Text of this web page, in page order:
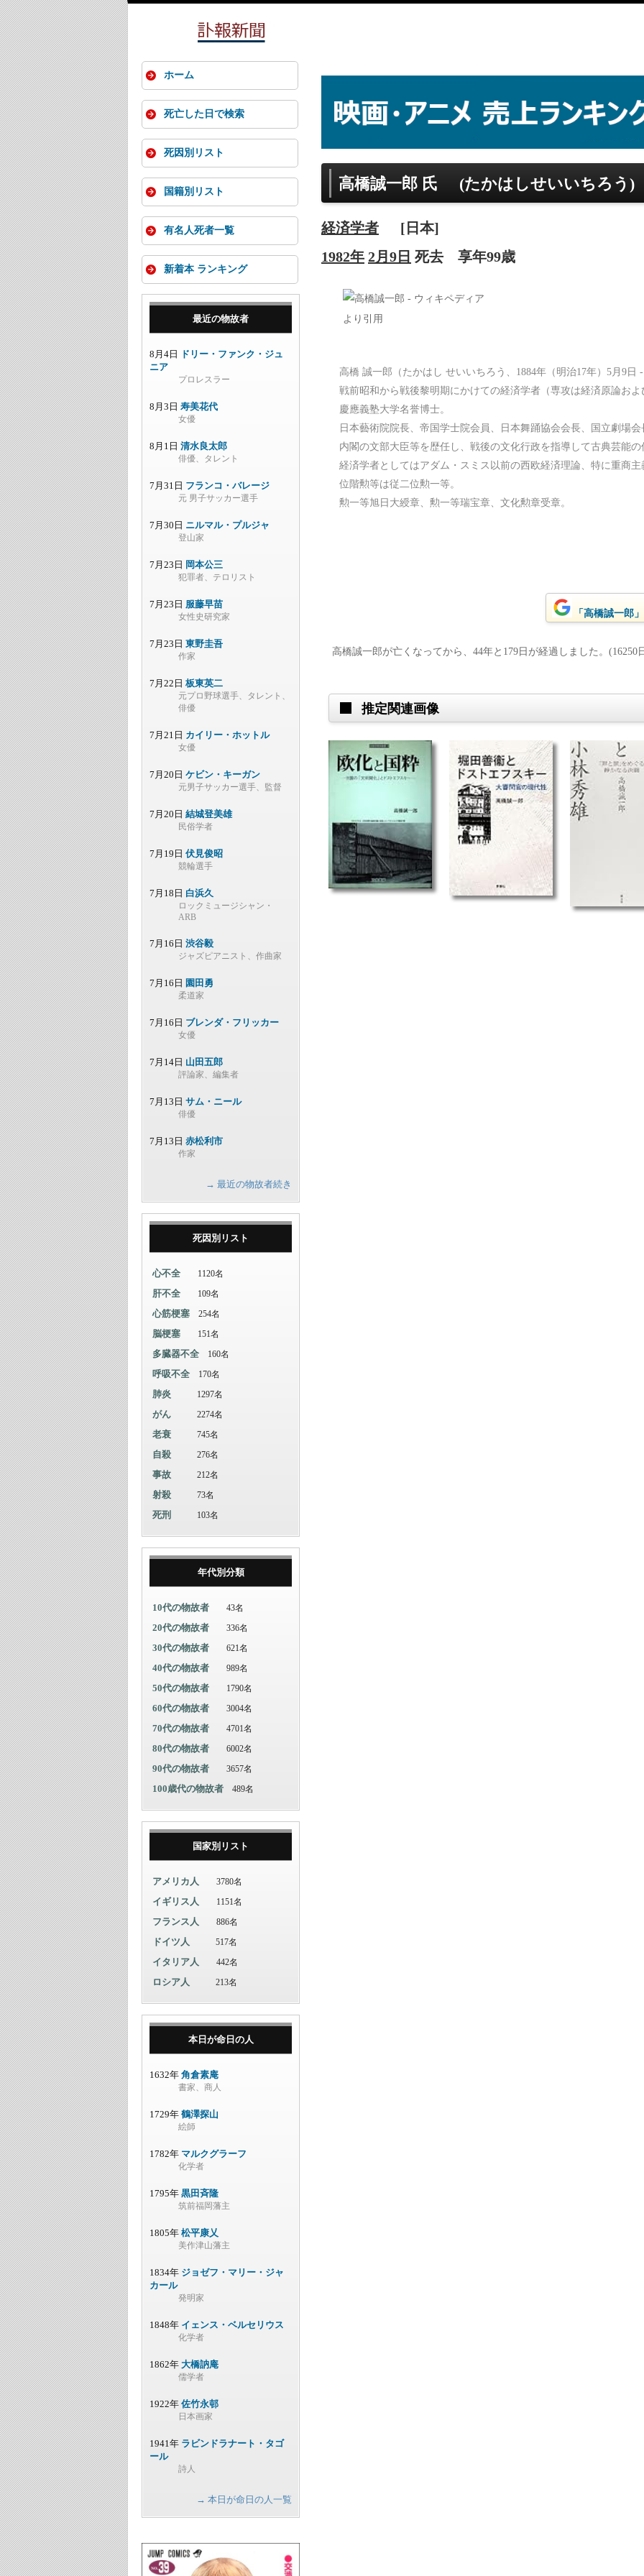
高橋誠一郎 氏 (たかはしせいいちろう)
経済学者
[日本]
1982年 2月9日 死去 享年99歳
高橋 誠一郎（たかはし せいいちろう、1884年（明治17年）5月9日
戦前昭和から戦後黎明期にかけての経済学者（専攻は経済原論お
慶應義塾大学名誉博士。
日本藝術院院長、帝国学士院会員、日本舞踊協会会長、国立劇場
内閣の文部大臣等を歴任し、戦後の文化行政を指導して古典芸能
経済学者としてはアダム・スミス以前の西欧経済理論、特に重商
位階勲等は従二位勲一等。
勲一等旭日大綬章、勲一等瑞宝章、文化勲章受章。
「高橋誠一郎
高橋誠一郎が亡くなってから、44年と179日が経過しました。(16250
推定関連画像
ホーム
死亡した日で検索
死因別リスト
国籍別リスト
有名人死者一覧
新着本 ランキング
最近の物故者
8月4日
ドリー・ファンク・ジュ
ニア
プロレスラー
8月3日 寿美花代
女優
8月1日 清水良太郎
俳優、タレント
7月31日 フランコ・バレージ
元 男子サッカー選手
7月30日 ニルマル・プルジャ
登山家
7月23日 岡本公三
犯罪者、テロリスト
7月23日 服藤早苗
女性史研究家
7月23日 東野圭吾
作家
7月22日 板東英二
元プロ野球選手、タレント、
俳優
7月21日 カイリー・ホットル
女優
7月20日 ケビン・キーガン
元男子サッカー選手、監督
7月20日 結城登美雄
民俗学者
7月19日 伏見俊昭
競輪選手
7月18日 白浜久
ロックミュージシャン・
ARB
7月16日 渋谷毅
ジャズピアニスト、作曲家
7月16日 園田勇
柔道家
7月16日 ブレンダ・フリッカー
女優
7月14日 山田五郎
評論家、編集者
7月13日 サム・ニール
俳優
7月13日 赤松利市
作家
→ 最近の物故者続き
死因別リスト
心不全 1120名
肝不全 109名
心筋梗塞 254名
脳梗塞 151名
多臓器不全 160名
呼吸不全 170名
肺炎 1297名
がん 2274名
老衰 745名
自殺 276名
事故 212名
射殺 73名
死刑 103名
年代別分類
10代の物故者 43名
20代の物故者 336名
30代の物故者 621名
40代の物故者 989名
50代の物故者 1790名
60代の物故者 3004名
70代の物故者 4701名
80代の物故者 6002名
90代の物故者 3657名
100歳代の物故者 489名
国家別リスト
アメリカ人 3780名
イギリス人 1151名
フランス人 886名
ドイツ人 517名
イタリア人 442名
ロシア人 213名
本日が命日の人
1632年 角倉素庵
書家、商人
1729年 鶴澤探山
絵師
1782年 マルクグラーフ
化学者
1795年 黒田斉隆
筑前福岡藩主
1805年 松平康乂
美作津山藩主
1834年 ジョゼフ・マリー・ジャ
カール
発明家
1848年 イェンス・ベルセリウス
化学者
1862年 大橋訥庵
儒学者
1922年 佐竹永邨
日本画家
1941年 ラビンドラナート・タゴ
ール
詩人
→ 本日が命日の人一覧